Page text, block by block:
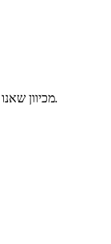
מכיוון שאנו יכולים ליישם טכניקות אלו על כריכות בכריכה רכה או קשה, תוכלו להשתמש בהן בצורה מצוינת במגוון ז'אנרים.